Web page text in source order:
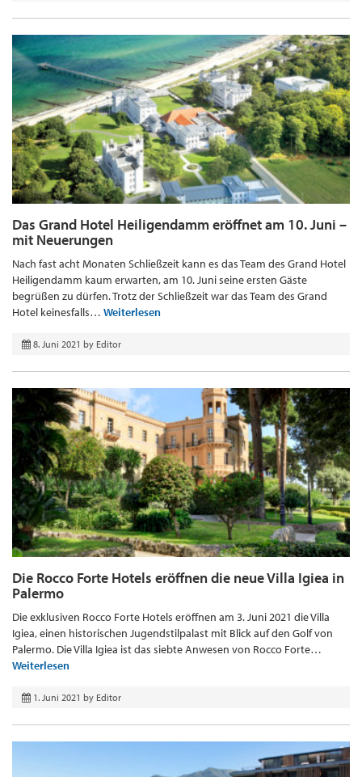
Das Grand Hotel Heiligendamm eröffnet am 10. Juni –
mit Neuerungen
Nach fast acht Monaten Schließzeit kann es das Team des Grand Hotel
Heiligendamm kaum erwarten, am 10. Juni seine ersten Gäste
begrüßen zu dürfen. Trotz der Schließzeit war das Team des Grand
Hotel keinesfalls… Weiterlesen
8. Juni 2021 by Editor
Die Rocco Forte Hotels eröffnen die neue Villa Igiea in
Palermo
Die exklusiven Rocco Forte Hotels eröffnen am 3. Juni 2021 die Villa
Igiea, einen historischen Jugendstilpalast mit Blick auf den Golf von
Palermo. Die Villa Igiea ist das siebte Anwesen von Rocco Forte…
Weiterlesen
1. Juni 2021 by Editor